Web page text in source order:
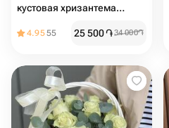
кустовая хризантема
4.9555 25 500֏34 000֏